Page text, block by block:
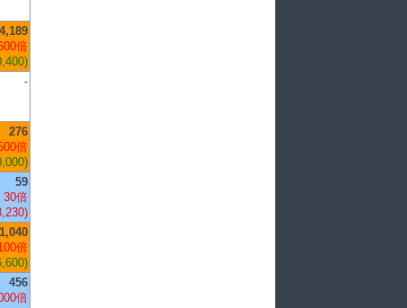
4,189
倍
-
276
倍
59
30倍
1,040
倍
456
倍